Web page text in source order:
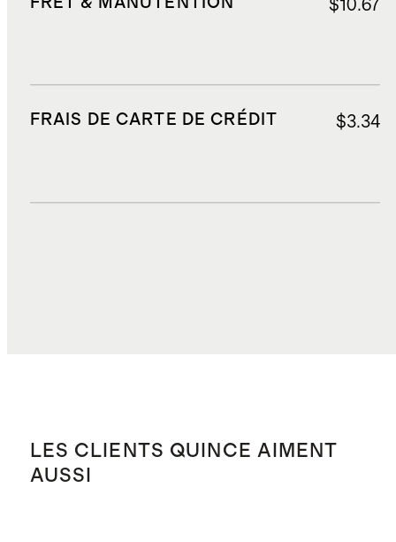
$10.67
FRAIS DE CARTE DE CRÉDIT $3.34
LES CLIENTS QUINCE AIMENT
AUSSI